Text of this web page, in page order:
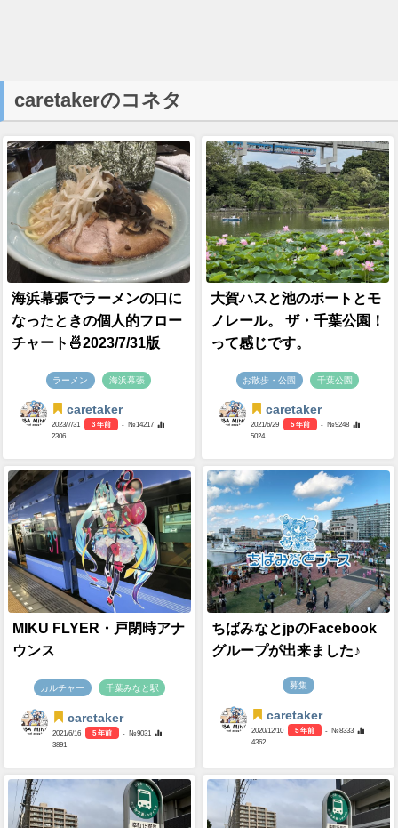
caretakerのコネタ
海浜幕張でラーメンの口に
なったときの個人的フロー
チャート🍜2023/7/31版
ラーメン 海浜幕張
caretaker
2023/7/31 3 年前
- №14217
2306
大賀ハスと池のボートとモ
ノレール。 ザ・千葉公園！
って感じです。
お散歩・公園 千葉公園
caretaker
2021/6/29 5 年前
- №9248
5024
MIKU FLYER・戸閉時アナ
ウンス
カルチャー 千葉みなと駅
caretaker
2021/6/16 5 年前
- №9031
3891
ちばみなとjpのFacebook
グループが出来ました♪
募集
caretaker
2020/12/10 5 年前
- №8333
4362